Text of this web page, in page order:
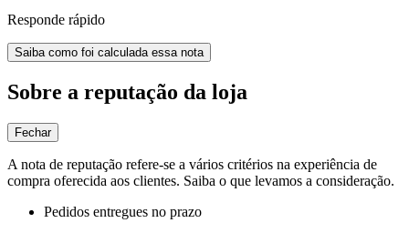
Responde rápido
Saiba como foi calculada essa nota
Sobre a reputação da loja
Fechar
A nota de reputação refere-se a vários critérios na experiência de
compra oferecida aos clientes. Saiba o que levamos a consideração.
Pedidos entregues no prazo